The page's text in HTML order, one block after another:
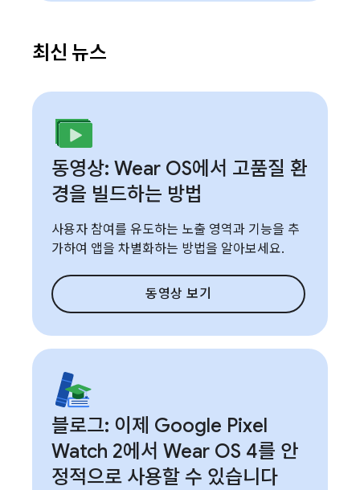
최신 뉴스
동영상: Wear OS에서 고품질 환
경을 빌드하는 방법
사용자 참여를 유도하는 노출 영역과 기능을 추
가하여 앱을 차별화하는 방법을 알아보세요.
동영상 보기
블로그: 이제 Google Pixel
Watch 2에서 Wear OS 4를 안
정적으로 사용할 수 있습니다